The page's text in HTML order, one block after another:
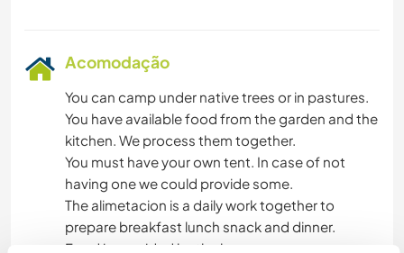
Acomodação
You can camp under native trees or in pastures.
You have available food from the garden and the
kitchen. We process them together.
You must have your own tent. In case of not
having one we could provide some.
The alimetacion is a daily work together to
prepare breakfast lunch snack and dinner.
Food is provided by the house ...